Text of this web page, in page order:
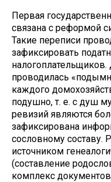
Первая
связана с реформой
Такие переписи
зафиксировать
проводилась
каждого
подушно, т. е. с душ
ревизий являются
зафиксирована
сословному составу.
источником
(составление
комплекс